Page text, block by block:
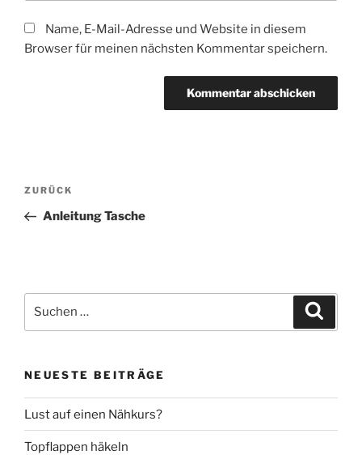
Name, E-Mail-Adresse und Website in diesem
Browser für meinen nächsten Kommentar speichern.
Beitragsnavigation
Vorheriger
Beitrag
ZURÜCK
Anleitung Tasche
nach:
NEUESTE BEITRÄGE
Lust auf einen Nähkurs?
Topflappen häkeln